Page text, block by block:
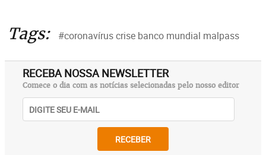
Tags: #coronavírus crise banco mundial malpass
RECEBA NOSSA NEWSLETTER
Comece o dia com as notícias selecionadas pelo nosso editor
RECEBER